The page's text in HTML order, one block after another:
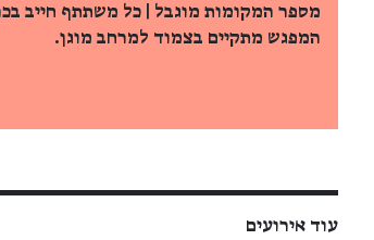
מספר המקומות מוגבל | כל משתתף חייב
המפגש מתקיים בצמוד למרחב מוגן.
עוד אירועים